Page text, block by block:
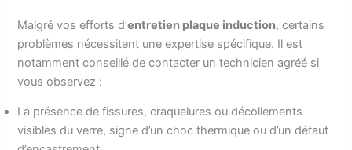
Malgré vos efforts d’entretien plaque induction, certains
problèmes nécessitent une expertise spécifique. Il est
notamment conseillé de contacter un technicien agréé si
vous observez :
La présence de fissures, craquelures ou décollements
visibles du verre, signe d’un choc thermique ou d’un défaut